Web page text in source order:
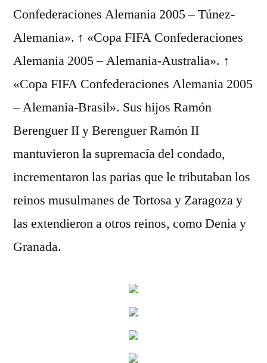
Confederaciones Alemania 2005 – Túnez-
Alemania». ↑ «Copa FIFA Confederaciones
Alemania 2005 – Alemania-Australia». ↑
«Copa FIFA Confederaciones Alemania 2005
– Alemania-Brasil». Sus hijos Ramón
Berenguer II y Berenguer Ramón II
mantuvieron la supremacía del condado,
incrementaron las parias que le tributaban los
reinos musulmanes de Tortosa y Zaragoza y
las extendieron a otros reinos, como Denia y
Granada.